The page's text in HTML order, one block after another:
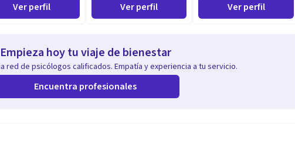
Ver perfil Ver perfil Ver perfil
Empieza hoy tu viaje de bienestar
red de psicólogos calificados. Empatía y experiencia a tu servicio.
Encuentra profesionales